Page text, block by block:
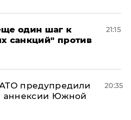
один шаг к
санкций" против
21:15
предупредили
аннексии Южной
20:35